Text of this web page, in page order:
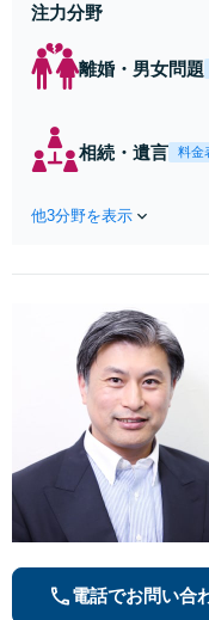
注力分野
離婚・男女問題
相続・遺言 料金
他3分野を表示
電話でお問い合